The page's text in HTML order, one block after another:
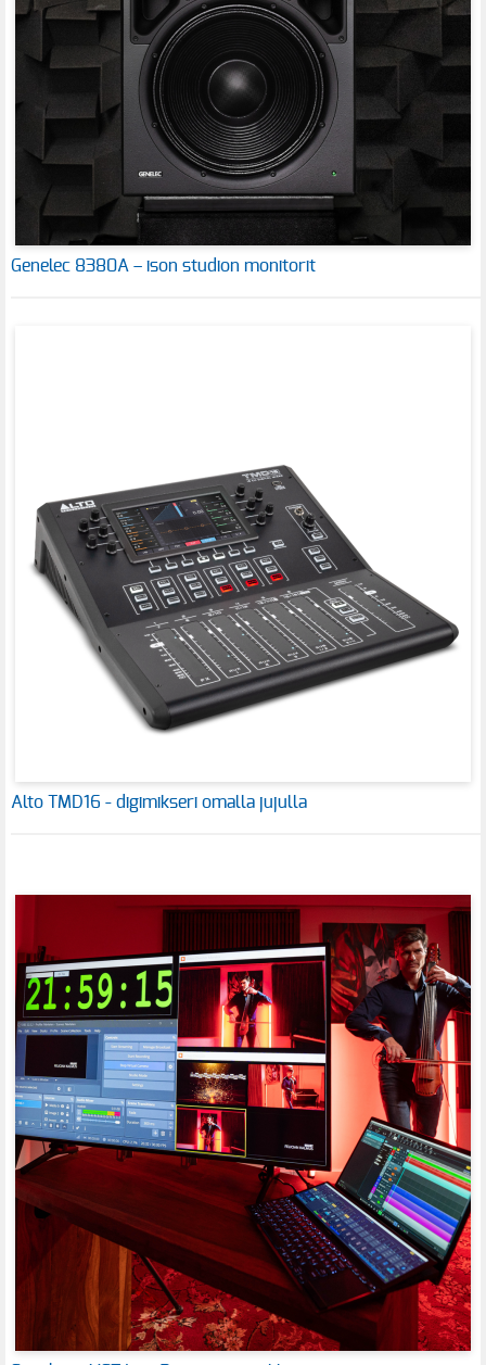
Genelec 8380A – ison studion monitorit
Alto TMD16 - digimikseri omalla jujulla